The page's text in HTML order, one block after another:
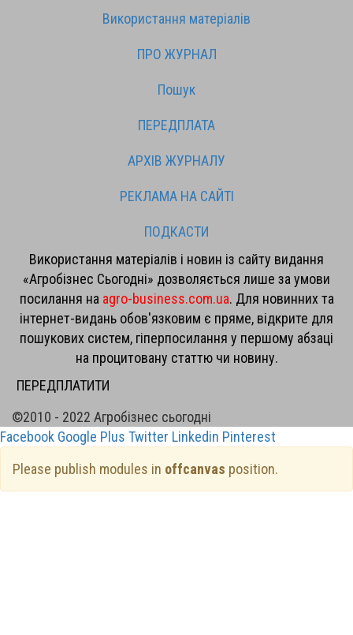
Використання матеріалів
ПРО ЖУРНАЛ
Пошук
ПЕРЕДПЛАТА
АРХІВ ЖУРНАЛУ
РЕКЛАМА НА САЙТІ
ПОДКАСТИ
Використання матеріалів і новин із сайту видання
«Агробізнес Сьогодні» дозволяється лише за умови
посилання на agro-business.com.ua. Для новинних та
інтернет-видань обов'язковим є пряме, відкрите для
пошукових систем, гіперпосилання у першому абзаці
на процитовану статтю чи новину.
ПЕРЕДПЛАТИТИ
©2010 - 2022 Агробізнес сьогодні
Facebook Google Plus Twitter Linkedin Pinterest
Please publish modules in offcanvas position.